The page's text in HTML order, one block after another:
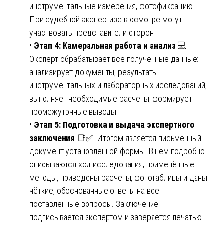
инструментальные измерения, фотофиксацию.
При судебной экспертизе в осмотре могут
участвовать представители сторон.
• Этап 4: Камеральная работа и анализ 💻.
Эксперт обрабатывает все полученные данные:
анализирует документы, результаты
инструментальных и лабораторных исследований,
выполняет необходимые расчёты, формирует
промежуточные выводы.
• Этап 5: Подготовка и выдача экспертного
заключения 📑✅. Итогом является письменный
документ установленной формы. В нём подробно
описываются ход исследования, применённые
методы, приведены расчёты, фототаблицы и даны
чёткие, обоснованные ответы на все
поставленные вопросы. Заключение
подписывается экспертом и заверяется печатью